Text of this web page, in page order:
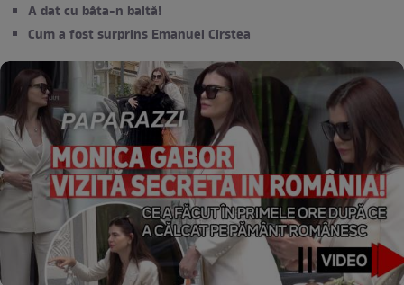
A dat cu bâta-n baltă!
Cum a fost surprins Emanuel Cîrstea